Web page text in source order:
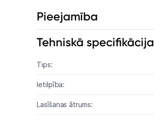
Pieejamība
Tehniskā specifikācija
Tips:
Ietilpība:
Lasīšanas ātrums: